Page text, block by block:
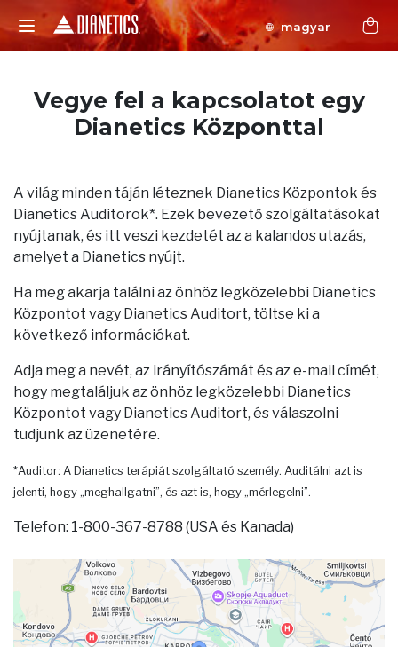
magyar
Vegye fel a kapcsolatot egy
Dianetics Központtal
A világ minden táján léteznek Dianetics Központok és
Dianetics Auditorok*. Ezek bevezető szolgáltatásokat
nyújtanak, és itt veszi kezdetét az a kalandos utazás,
amelyet a Dianetics nyújt.
Ha meg akarja találni az önhöz legközelebbi Dianetics
Központot vagy Dianetics Auditort, töltse ki a
következő információkat.
Adja meg a nevét, az irányítószámát és az e-mail címét,
hogy megtaláljuk az önhöz legközelebbi Dianetics
Központot vagy Dianetics Auditort, és válaszolni
tudjunk az üzenetére.
*Auditor: A Dianetics terápiát szolgáltató személy. Auditálni azt is
jelenti, hogy „meghallgatni”, és azt is, hogy „mérlegelni”.
Telefon: 1-800-367-8788 (USA és Kanada)